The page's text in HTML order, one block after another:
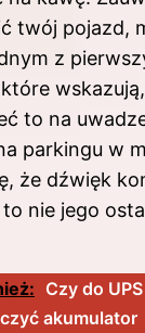
twój pojazd,
z
które
to na
parkingu w
że dźwięk
to nie jego
Czy do UPS
akumulator